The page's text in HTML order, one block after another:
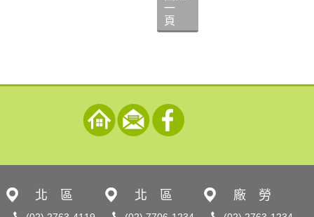
一
頁
北 區 北 區 廠 勞